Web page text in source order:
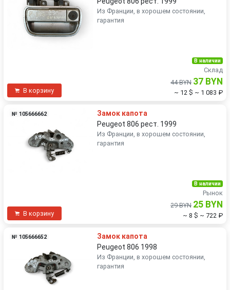
Из Франции, в хорошем состоянии,
гарантия
В корзину
В наличии
Склад
44 BYN 37 BYN
~ 12 $ ~ 1 083 ₽
№ 105666662
Замок капота
Peugeot 806 рест. 1999
Из Франции, в хорошем состоянии,
гарантия
В корзину
В наличии
Рынок
29 BYN 25 BYN
~ 8 $ ~ 722 ₽
№ 105666652
Замок капота
Peugeot 806 1998
Из Франции, в хорошем состоянии,
гарантия